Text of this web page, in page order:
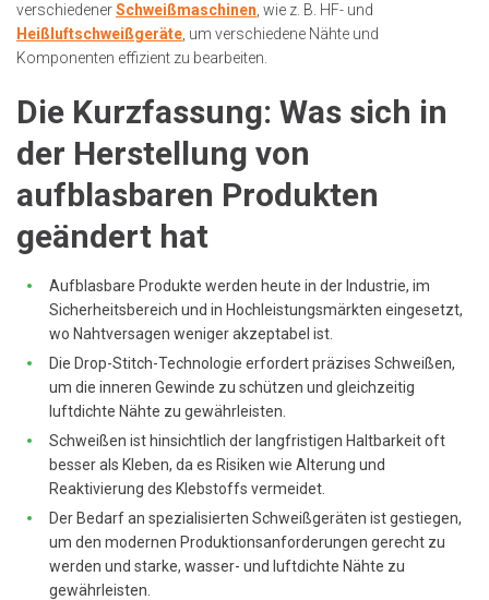
verschiedenerSchweißmaschinen , wie z. B. HF- und
Heißluftschweißgeräte , um verschiedene Nähte und
Komponenten effizient zu bearbeiten.
Die Kurzfassung: Was sich in
der Herstellung von
aufblasbaren Produkten
geändert hat
Aufblasbare Produkte werden heute in der Industrie, im
Sicherheitsbereich und in Hochleistungsmärkten eingesetzt,
wo Nahtversagen weniger akzeptabel ist.
Die Drop-Stitch-Technologie erfordert präzises Schweißen,
um die inneren Gewinde zu schützen und gleichzeitig
luftdichte Nähte zu gewährleisten.
Schweißen ist hinsichtlich der langfristigen Haltbarkeit oft
besser als Kleben, da es Risiken wie Alterung und
Reaktivierung des Klebstoffs vermeidet.
Der Bedarf an spezialisierten Schweißgeräten ist gestiegen,
um den modernen Produktionsanforderungen gerecht zu
werden und starke, wasser- und luftdichte Nähte zu
gewährleisten.